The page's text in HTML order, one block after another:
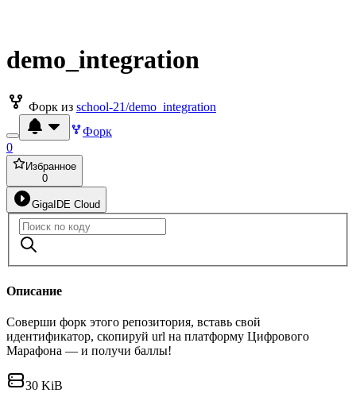
demo_integration
Форк из school-21/demo_integration
Форк
0
Избранное
0
GigaIDE Cloud
Описание
Соверши форк этого репозитория, вставь свой
идентификатор, скопируй url на платформу Цифрового
Марафона — и получи баллы!
30 KiB